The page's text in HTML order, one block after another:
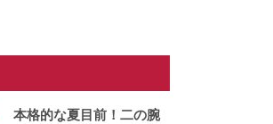
本格的な夏目前！二の腕